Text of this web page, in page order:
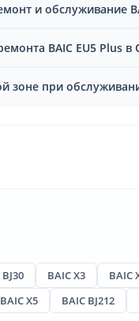
и обслуживание
BAIC EU5 Plus в
при
BAIC X3 BAIC
BAIC X5 BAIC BJ212